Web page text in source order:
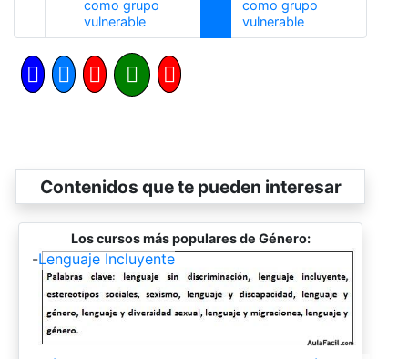
como grupo
vulnerableAnterior
como grupo
vulnerableSiguiente
Contenidos que te pueden interesar
Los cursos más populares de Género:
-Lenguaje Incluyente